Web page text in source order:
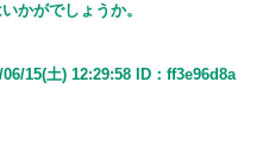
かがでしょうか。
15(土) 12:29:58 ID：ff3e96d8a